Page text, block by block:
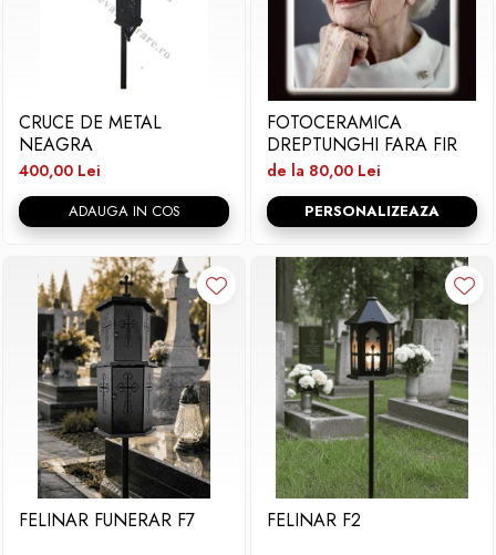
CRUCE DE METAL
NEAGRA
400,00 Lei
ADAUGA IN COS
FOTOCERAMICA
DREPTUNGHI FARA FIR
de la 80,00 Lei
PERSONALIZEAZA
FELINAR FUNERAR F7 FELINAR F2